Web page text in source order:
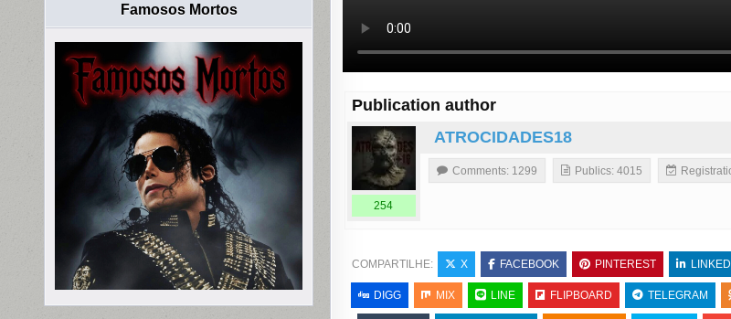
Publication author
ATROCIDADES18
254
Comments: 1299 Publics: 4015
COMPARTILHE: X FACEBOOK PINTEREST
DIGG MIX LINE FLIPBOARD TELEGRAM
Famosos Mortos